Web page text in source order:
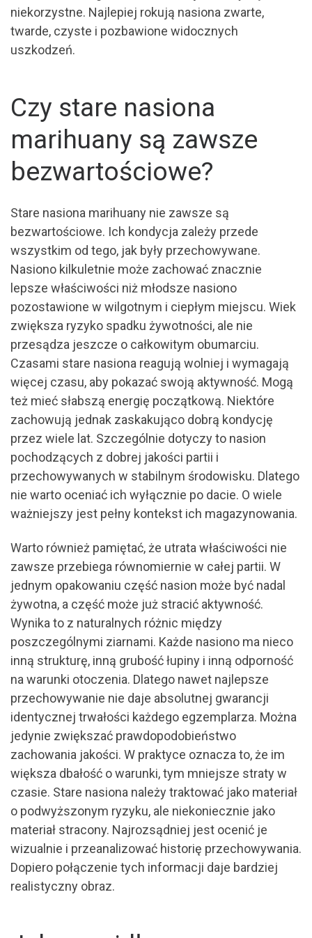
niekorzystne. Najlepiej rokują nasiona zwarte,
twarde, czyste i pozbawione widocznych
uszkodzeń.
Czy stare nasiona
marihuany są zawsze
bezwartościowe?
Stare nasiona marihuany nie zawsze są
bezwartościowe. Ich kondycja zależy przede
wszystkim od tego, jak były przechowywane.
Nasiono kilkuletnie może zachować znacznie
lepsze właściwości niż młodsze nasiono
pozostawione w wilgotnym i ciepłym miejscu. Wiek
zwiększa ryzyko spadku żywotności, ale nie
przesądza jeszcze o całkowitym obumarciu.
Czasami stare nasiona reagują wolniej i wymagają
więcej czasu, aby pokazać swoją aktywność. Mogą
też mieć słabszą energię początkową. Niektóre
zachowują jednak zaskakująco dobrą kondycję
przez wiele lat. Szczególnie dotyczy to nasion
pochodzących z dobrej jakości partii i
przechowywanych w stabilnym środowisku. Dlatego
nie warto oceniać ich wyłącznie po dacie. O wiele
ważniejszy jest pełny kontekst ich magazynowania.
Warto również pamiętać, że utrata właściwości nie
zawsze przebiega równomiernie w całej partii. W
jednym opakowaniu część nasion może być nadal
żywotna, a część może już stracić aktywność.
Wynika to z naturalnych różnic między
poszczególnymi ziarnami. Każde nasiono ma nieco
inną strukturę, inną grubość łupiny i inną odporność
na warunki otoczenia. Dlatego nawet najlepsze
przechowywanie nie daje absolutnej gwarancji
identycznej trwałości każdego egzemplarza. Można
jedynie zwiększać prawdopodobieństwo
zachowania jakości. W praktyce oznacza to, że im
większa dbałość o warunki, tym mniejsze straty w
czasie. Stare nasiona należy traktować jako materiał
o podwyższonym ryzyku, ale niekoniecznie jako
materiał stracony. Najrozsądniej jest ocenić je
wizualnie i przeanalizować historię przechowywania.
Dopiero połączenie tych informacji daje bardziej
realistyczny obraz.